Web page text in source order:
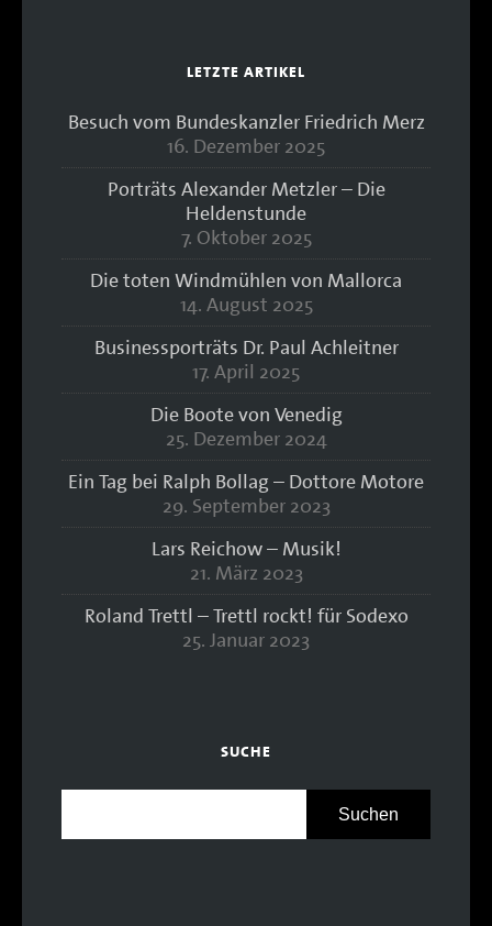
LETZTE ARTIKEL
Besuch vom Bundeskanzler Friedrich Merz
16. Dezember 2025
Porträts Alexander Metzler – Die
Heldenstunde
7. Oktober 2025
Die toten Windmühlen von Mallorca
14. August 2025
Businessporträts Dr. Paul Achleitner
17. April 2025
Die Boote von Venedig
25. Dezember 2024
Ein Tag bei Ralph Bollag – Dottore Motore
29. September 2023
Lars Reichow – Musik!
21. März 2023
Roland Trettl – Trettl rockt! für Sodexo
25. Januar 2023
SUCHE